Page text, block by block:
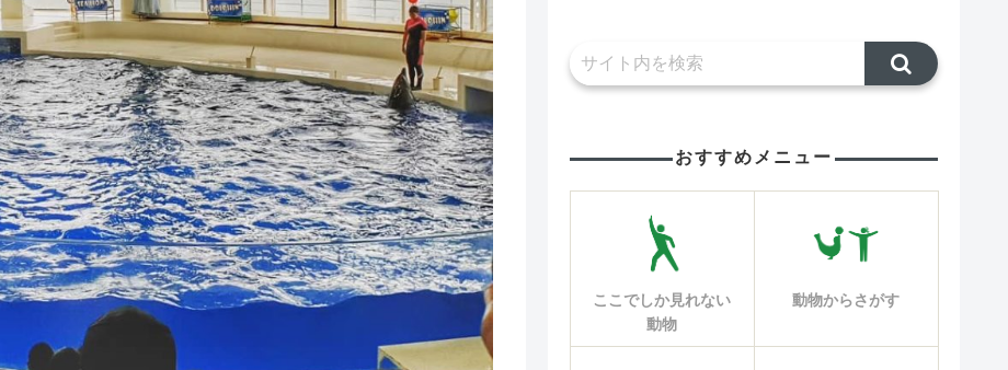
おすすめメニュー
ここでしか見れない
動物
動物からさがす